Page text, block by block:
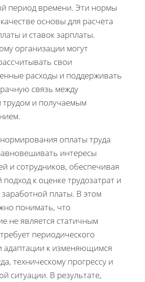
период времени. Эти нормы
основы для расчета
и ставок зарплаты.
организации могут
свои
расходы и поддерживать
связь между
и получаемым
оплаты труда
интересы
и сотрудников, обеспечивая
к оценке трудозатрат и
платы. В этом
понимать, что
не является статичным
периодического
адаптации к изменяющимся
техническому прогрессу и
ситуации. В результате,